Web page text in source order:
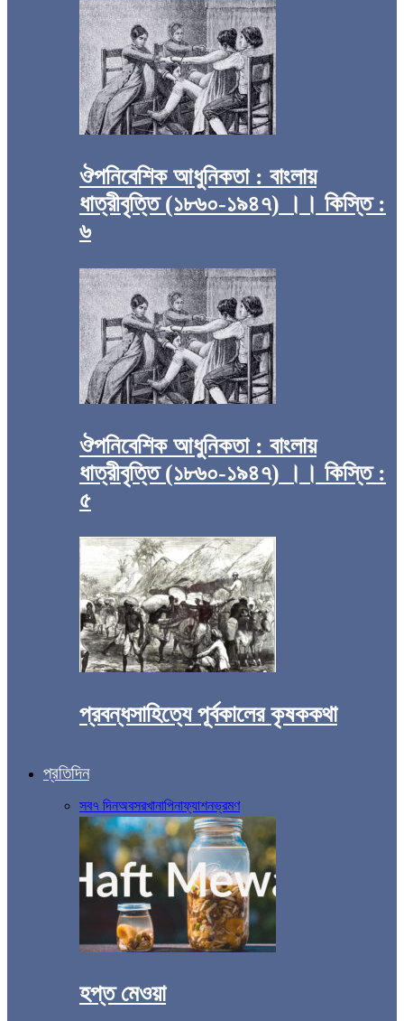
ঔপনিবেশিক আধুনিকতা : বাংলায়
ধাত্রীবৃত্তি (১৮৬০-১৯৪৭) ।। কিস্তি :
৬
ঔপনিবেশিক আধুনিকতা : বাংলায়
ধাত্রীবৃত্তি (১৮৬০-১৯৪৭) ।। কিস্তি :
৫
প্রবন্ধসাহিত্যে পূর্বকালের কৃষককথা
প্রতিদিন
সব৭ দিনঅবসরখানাপিনাফ্যাশনভ্রমণ
হপ্ত মেওয়া